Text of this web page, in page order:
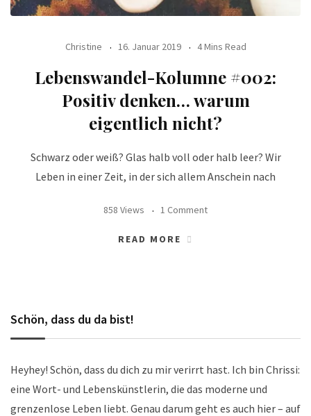
Christine 16. Januar 2019 4 Mins Read
Lebenswandel-Kolumne #002:
Positiv denken… warum
eigentlich nicht?
Schwarz oder weiß? Glas halb voll oder halb leer? Wir
Leben in einer Zeit, in der sich allem Anschein nach
858 Views 1 Comment
READ MORE
Schön, dass du da bist!
Heyhey! Schön, dass du dich zu mir verirrt hast. Ich bin Chrissi:
eine Wort- und Lebenskünstlerin, die das moderne und
grenzenlose Leben liebt. Genau darum geht es auch hier – auf